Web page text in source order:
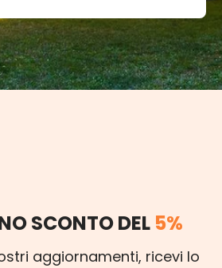
SCONTO DEL 5%
aggiornamenti, ricevi lo